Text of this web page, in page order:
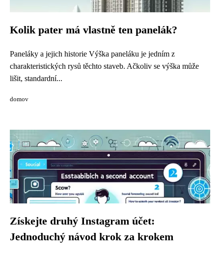
Kolik pater má vlastně ten panelák?
Paneláky a jejich historie Výška paneláku je jedním z
charakteristických rysů těchto staveb. Ačkoliv se výška může
lišit, standardní...
domov
Získejte druhý Instagram účet:
Jednoduchý návod krok za krokem